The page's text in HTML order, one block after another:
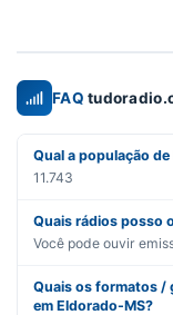
FAQ
Qual a população
11.743
Quais rádios posso
Você pode ouvir
Quais os formatos /
em Eldorado-MS?